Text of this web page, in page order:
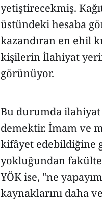
yetiştirecekmiş.
üstündeki hesaba
kazandıran en ehil
kişilerin İlahiyat
görünüyor.
Bu durumda
demektir. İmam ve
kifâyet edebildiğine
yokluğundan
YÖK ise, "ne
kaynaklarını daha